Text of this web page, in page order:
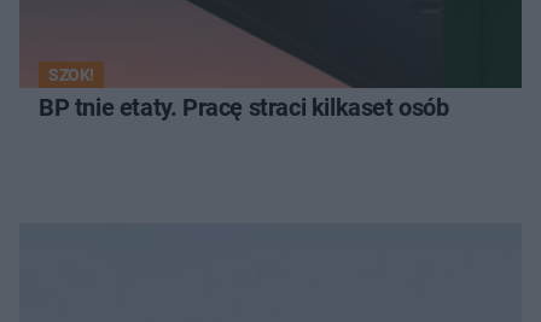
SZOK!
BP tnie etaty. Pracę straci kilkaset osób